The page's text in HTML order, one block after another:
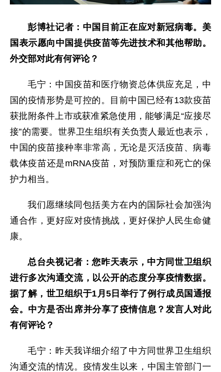
彭博社记者：中国目前正在应对新冠病毒。美
国表示愿向中国提供疫苗等先进技术和其他帮助。
外交部对此有何评论？
毛宁：中国疫苗和医疗物资总体供应充足，中
国的疫情形势是可控的。目前中国已经有13款疫苗
获批附条件上市或获准紧急使用，能够满足“应接尽
接”的需要。世界卫生组织有关负责人最近也表示，
中国的疫苗接种率非常高，无论是灭活疫苗、病毒
载体疫苗还是mRNA疫苗，对预防重症和死亡的保
护力相当。
我们愿继续同包括美方在内的国际社会加强沟
通合作，更好应对疫情挑战，更好保护人民生命健
康。
总台央视记者：您昨天表示，中方同世卫组织
进行多次沟通交流，以公开的态度分享疫情数据。
据了解，世卫组织于1月5日举行了例行成员国通报
会。中方是否出席并分享了疫情信息？发言人对此
有何评论？
毛宁：昨天我详细介绍了中方同世界卫生组织
沟通交流的情况。疫情发生以来，中国主管部门一